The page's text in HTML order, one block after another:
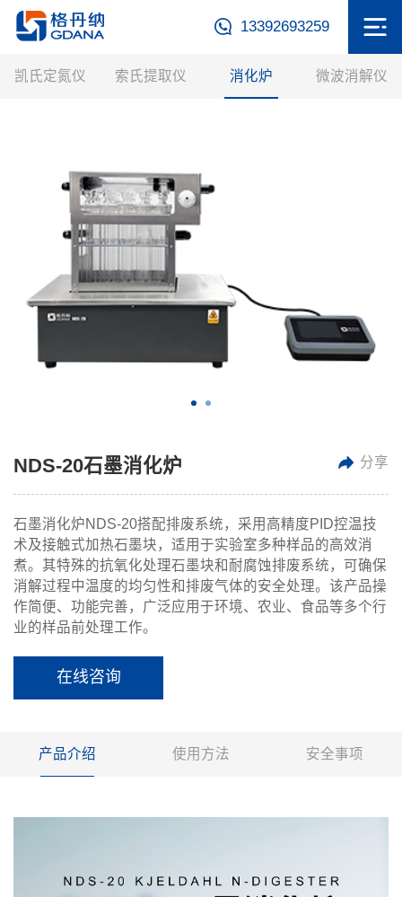
13392693259
凯氏定氮仪 索氏提取仪 消化炉 微波消解仪
NDS-20石墨消化炉 分享
石墨消化炉NDS-20搭配排废系统，采用高精度PID控温技
术及接触式加热石墨块，适用于实验室多种样品的高效消
煮。其特殊的抗氧化处理石墨块和耐腐蚀排废系统，可确保
消解过程中温度的均匀性和排废气体的安全处理。该产品操
作简便、功能完善，广泛应用于环境、农业、食品等多个行
业的样品前处理工作。
在线咨询
产品介绍 使用方法 安全事项